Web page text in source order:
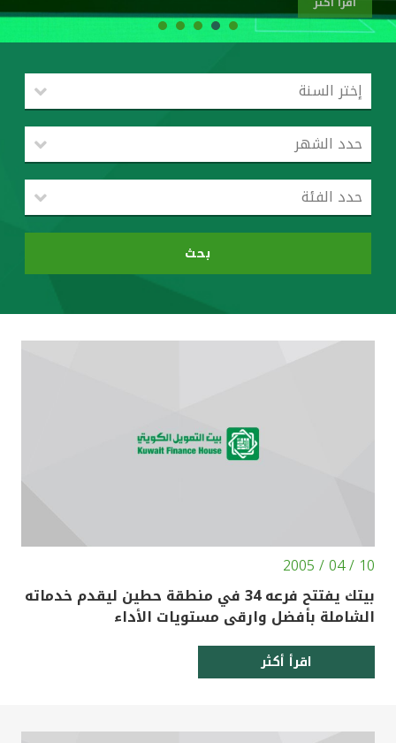
القنوات المصرفية
أدوات وخدمات
خدمات ما بعد البيع
اتصل بنا
مواقع الفروع وأجهزة الصرف الآلي
ماليزيا
مملكة البحرين
بحث
10 / 04 / 2005
بيتك يفتتح فرعه 34 في منطقة حطين ليقدم خدماته
الشاملة بأفضل وارقى مستويات الأداء
اقرأ أكثر